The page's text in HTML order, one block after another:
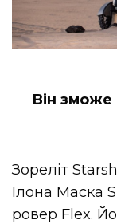
Він зможе
Зореліт
Ілона Маска
ровер Flex.